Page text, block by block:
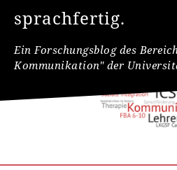
sprachfertig.
Ein Forschungsblog des
Kommunikation" der